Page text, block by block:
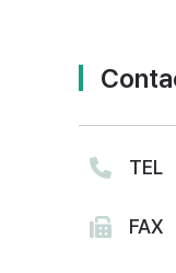
TEL
FAX